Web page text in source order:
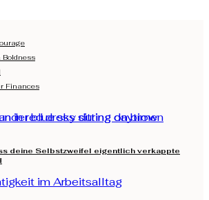
Boldness
Finances
deine Selbstzweifel eigentlich verkappte